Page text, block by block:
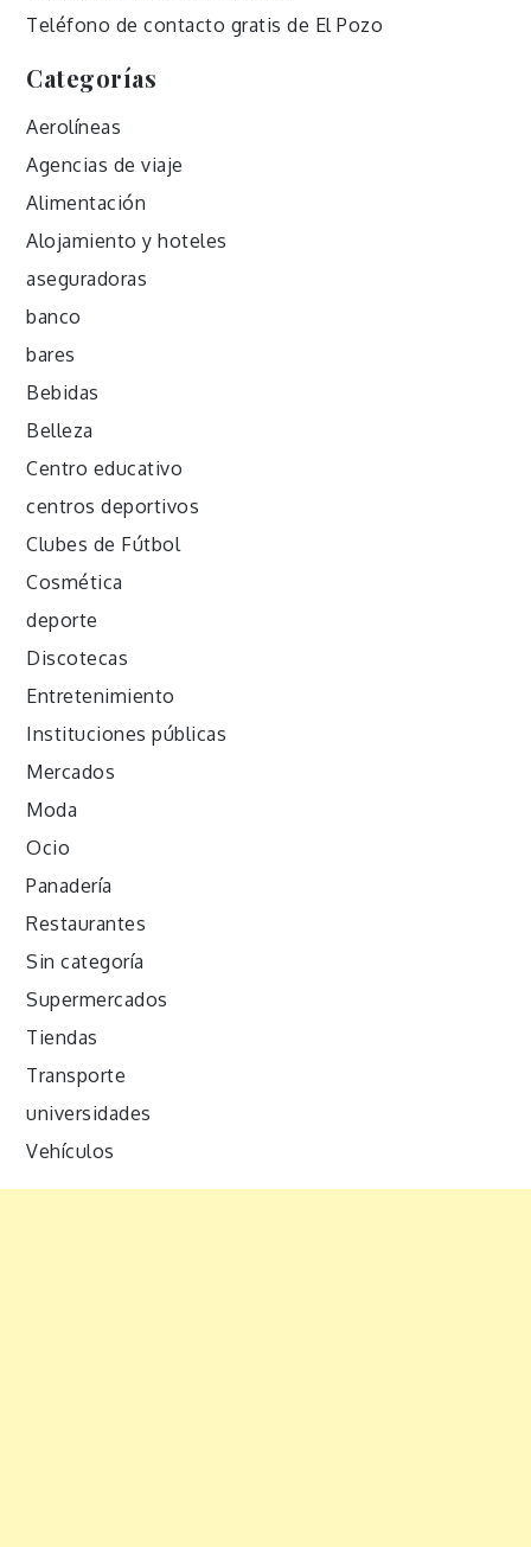
Teléfono de contacto gratis de El Pozo
Categorías
Aerolíneas
Agencias de viaje
Alimentación
Alojamiento y hoteles
aseguradoras
banco
bares
Bebidas
Belleza
Centro educativo
centros deportivos
Clubes de Fútbol
Cosmética
deporte
Discotecas
Entretenimiento
Instituciones públicas
Mercados
Moda
Ocio
Panadería
Restaurantes
Sin categoría
Supermercados
Tiendas
Transporte
universidades
Vehículos